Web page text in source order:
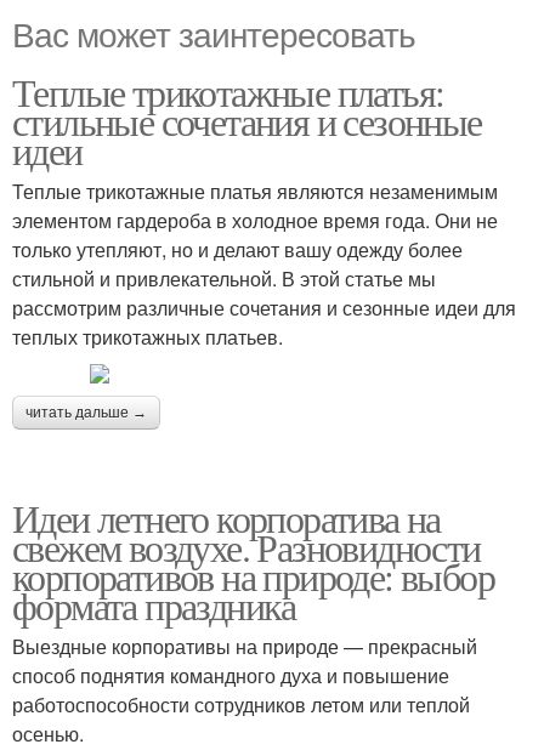
Вас может заинтересовать
Теплые трикотажные платья:
стильные сочетания и сезонные
идеи
Теплые трикотажные платья являются незаменимым
элементом гардероба в холодное время года. Они не
только утепляют, но и делают вашу одежду более
стильной и привлекательной. В этой статье мы
рассмотрим различные сочетания и сезонные идеи для
теплых трикотажных платьев.
читать дальше →
Идеи летнего корпоратива на
свежем воздухе. Разновидности
корпоративов на природе: выбор
формата праздника
Выездные корпоративы на природе — прекрасный
способ поднятия командного духа и повышение
работоспособности сотрудников летом или теплой
осенью.